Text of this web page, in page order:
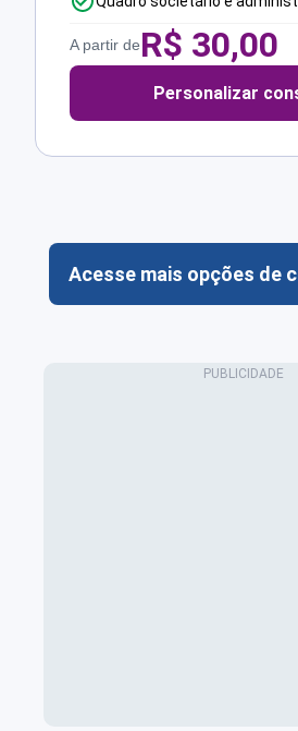
A partir deR$ 30,00
Personalizar
Acesse mais opções de